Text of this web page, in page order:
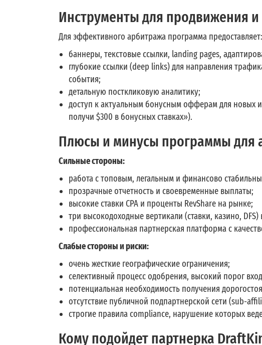
Инструменты для продвижения
Для эффективного арбитража программа предоставляет:
баннеры, текстовые ссылки, landing pages,
глубокие ссылки (deep links) для направления
события;
детальную посткликовую аналитику;
доступ к актуальным бонусным офферам для новых
получи $300 в бонусных ставках»).
Плюсы и минусы программы для
Сильные стороны:
работа с топовым, легальным и финансово
прозрачные отчетность и своевременные выплаты;
высокие ставки CPA и проценты RevShare на рынке;
три высокодоходные вертикали (ставки, казино,
профессиональная партнерская платформа с
Слабые стороны и риски:
очень жесткие географические ограничения;
селективный процесс одобрения, высокий порог
потенциальная необходимость получения
отсутствие публичной подпартнерской сети (sub-
строгие правила compliance, нарушение которых
Кому подойдет партнерка